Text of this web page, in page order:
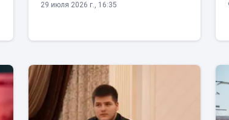
29 июля 2026 г., 16:35